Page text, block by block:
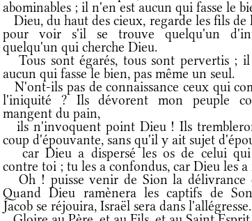
abominables ; il n'en est aucun qui fasse le
Dieu, du haut des cieux, regarde les fils de
pour voir s'il se trouve quelqu'un
quelqu'un qui cherche Dieu.
Tous sont égarés, tous sont pervertis ;
aucun qui fasse le bien, pas même un seul.
N'ont-ils pas de connaissance ceux qui
l'iniquité ? Ils dévorent mon peuple
mangent du pain,
ils n'invoquent point Dieu ! Ils
coup d'épouvante, sans qu'il y ait sujet
car Dieu a dispersé les os de celui qui
contre toi ; tu les a confondus, car Dieu les a
Oh ! puisse venir de Sion la délivrance
Quand Dieu ramènera les captifs de
Jacob se réjouira, Israël sera dans l'allégresse.